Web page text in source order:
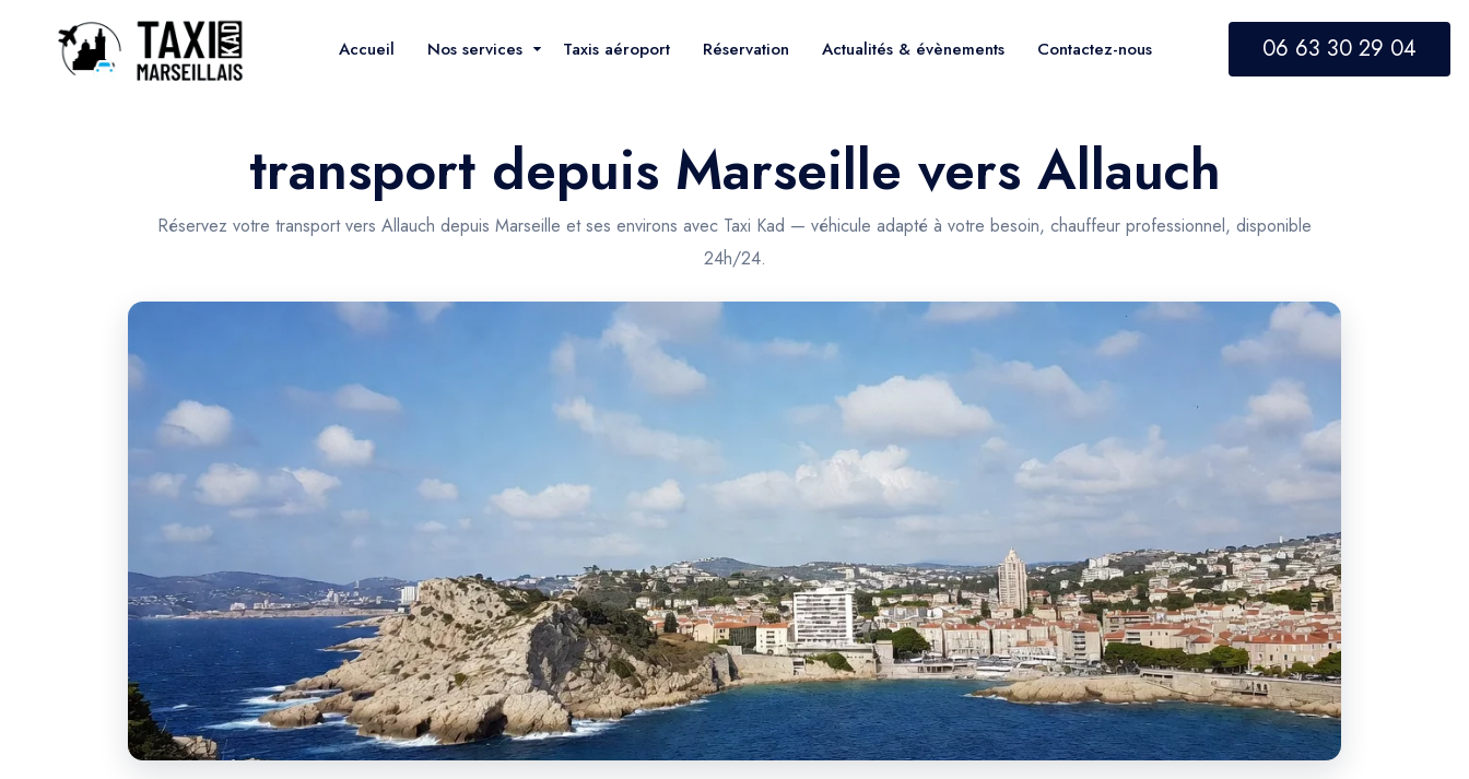
Accueil Nos services Taxis aéroport Réservation Actualités & évènements Contactez-nous 06 63 30 29 04
transport depuis Marseille vers Allauch
Réservez votre transport vers Allauch depuis Marseille et ses environs avec Taxi Kad — véhicule adapté à votre besoin, chauffeur professionnel, disponible
24h/24.